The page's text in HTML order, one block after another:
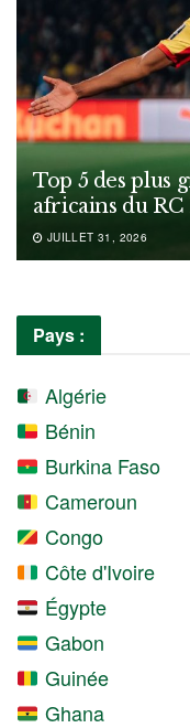
Top 5 des plus
africains du RC
JUILLET 31, 2026
Pays :
Algérie
Bénin
Burkina Faso
Cameroun
Congo
Côte d'Ivoire
Égypte
Gabon
Guinée
Ghana